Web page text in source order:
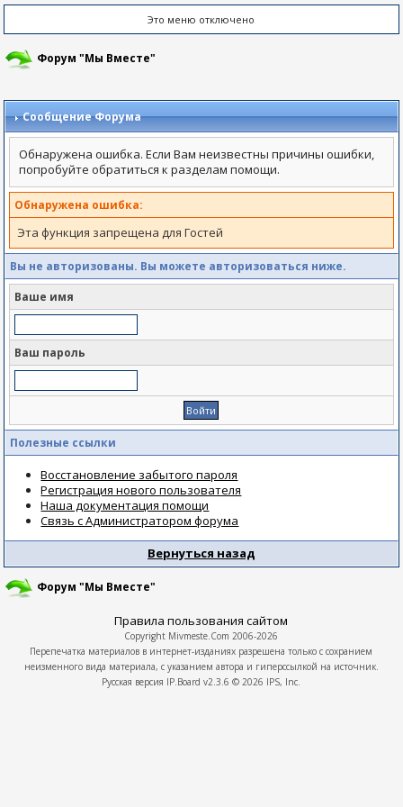
Это меню отключено
Форум "Мы Вместе"
Сообщение Форума
Обнаружена ошибка. Если Вам неизвестны причины ошибки,
попробуйте обратиться к разделам помощи.
Обнаружена ошибка:
Эта функция запрещена для Гостей
Вы не авторизованы. Вы можете авторизоваться ниже.
Ваше имя
Ваш пароль
Полезные ссылки
Восстановление забытого пароля
Регистрация нового пользователя
Наша документация помощи
Связь с Администратором форума
Вернуться назад
Форум "Мы Вместе"
Правила пользования сайтом
Copyright Mivmeste.Com 2006-2026
Перепечатка материалов в интернет-изданиях разрешена только с сохранием
неизменного вида материала, с указанием автора и гиперссылкой на источник.
Русская версия IP.Board v2.3.6 © 2026 IPS, Inc.